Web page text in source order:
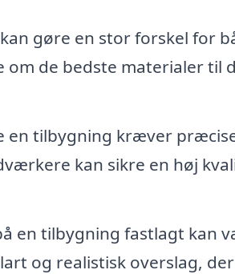
gøre en stor forskel for
om de bedste materialer til
en tilbygning kræver
kan sikre en høj
en tilbygning fastlagt kan
og realistisk overslag,